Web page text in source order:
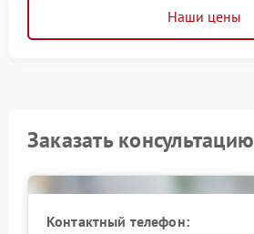
Наши цены
Заказать консультацию
Контактный телефон: